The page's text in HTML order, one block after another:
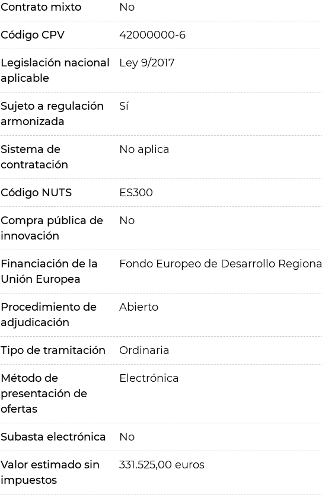
Contrato mixto No
Código CPV 42000000-6
Legislación nacional
aplicable
Ley 9/2017
Sujeto a regulación
armonizada
Sí
Sistema de
contratación
No aplica
Código NUTS ES300
Compra pública de
innovación
No
Financiación de la
Unión Europea
Fondo Europeo de Desarrollo Regional
Procedimiento de
adjudicación
Abierto
Tipo de tramitación Ordinaria
Método de
presentación de
ofertas
Electrónica
Subasta electrónica No
Valor estimado sin
impuestos
331.525,00 euros